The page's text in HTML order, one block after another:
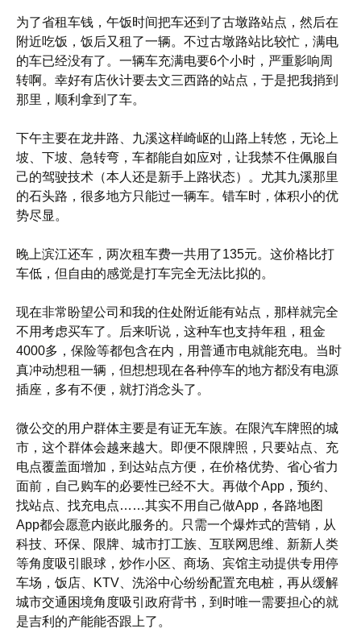
为了省租车钱，午饭时间把车还到了古墩路站点，然后在
附近吃饭，饭后又租了一辆。不过古墩路站比较忙，满电
的车已经没有了。一辆车充满电要6个小时，严重影响周
转啊。幸好有店伙计要去文三西路的站点，于是把我捎到
那里，顺利拿到了车。
下午主要在龙井路、九溪这样崎岖的山路上转悠，无论上
坡、下坡、急转弯，车都能自如应对，让我禁不住佩服自
己的驾驶技术（本人还是新手上路状态）。尤其九溪那里
的石头路，很多地方只能过一辆车。错车时，体积小的优
势尽显。
晚上滨江还车，两次租车费一共用了135元。这价格比打
车低，但自由的感觉是打车完全无法比拟的。
现在非常盼望公司和我的住处附近能有站点，那样就完全
不用考虑买车了。后来听说，这种车也支持年租，租金
4000多，保险等都包含在内，用普通市电就能充电。当时
真冲动想租一辆，但想想现在各种停车的地方都没有电源
插座，多有不便，就打消念头了。
微公交的用户群体主要是有证无车族。在限汽车牌照的城
市，这个群体会越来越大。即便不限牌照，只要站点、充
电点覆盖面增加，到达站点方便，在价格优势、省心省力
面前，自己购车的必要性已经不大。再做个App，预约、
找站点、找充电点……其实不用自己做App，各路地图
App都会愿意内嵌此服务的。只需一个爆炸式的营销，从
科技、环保、限牌、城市打工族、互联网思维、新新人类
等角度吸引眼球，炒作小区、商场、宾馆主动提供专用停
车场，饭店、KTV、洗浴中心纷纷配置充电桩，再从缓解
城市交通困境角度吸引政府背书，到时唯一需要担心的就
是吉利的产能能否跟上了。